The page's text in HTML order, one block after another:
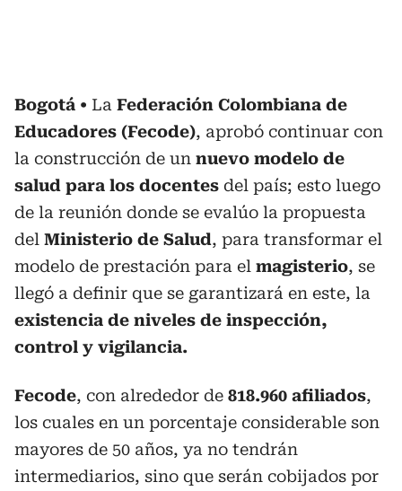
Bogotá La Federación Colombiana de
Educadores (Fecode), aprobó continuar con
la construcción de un nuevo modelo de
salud para los docentes del país; esto luego
de la reunión donde se evalúo la propuesta
del Ministerio de Salud, para transformar el
modelo de prestación para el magisterio, se
llegó a definir que se garantizará en este, la
existencia de niveles de inspección,
control y vigilancia.
Fecode, con alrededor de 818.960 afiliados,
los cuales en un porcentaje considerable son
mayores de 50 años, ya no tendrán
intermediarios, sino que serán cobijados por